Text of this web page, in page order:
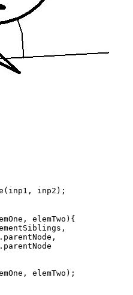
inp2);
elemTwo){
elemTwo);